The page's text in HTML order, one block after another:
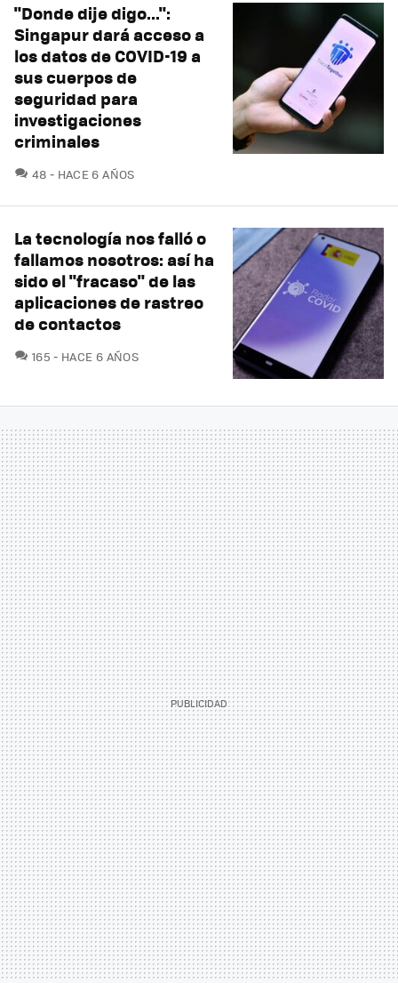
"Donde dije digo...":
Singapur dará acceso a
los datos de COVID-19 a
sus cuerpos de
seguridad para
investigaciones
criminales
48 COMENTARIOS
HACE 6 AÑOS
La tecnología nos falló o
fallamos nosotros: así ha
sido el "fracaso" de las
aplicaciones de rastreo
de contactos
165 COMENTARIOS
HACE 6 AÑOS